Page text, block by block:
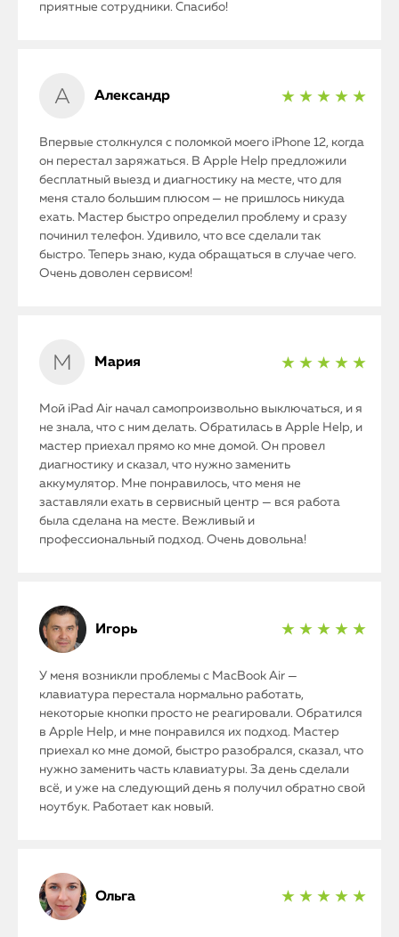
приятные сотрудники. Спасибо!
Александр ★ ★ ★ ★ ★
Впервые столкнулся с поломкой моего iPhone 12, когда
он перестал заряжаться. В Apple Help предложили
бесплатный выезд и диагностику на месте, что для
меня стало большим плюсом — не пришлось никуда
ехать. Мастер быстро определил проблему и сразу
починил телефон. Удивило, что все сделали так
быстро. Теперь знаю, куда обращаться в случае чего.
Очень доволен сервисом!
Мария ★ ★ ★ ★ ★
Мой iPad Air начал самопроизвольно выключаться, и я
не знала, что с ним делать. Обратилась в Apple Help, и
мастер приехал прямо ко мне домой. Он провел
диагностику и сказал, что нужно заменить
аккумулятор. Мне понравилось, что меня не
заставляли ехать в сервисный центр — вся работа
была сделана на месте. Вежливый и
профессиональный подход. Очень довольна!
Игорь ★ ★ ★ ★ ★
У меня возникли проблемы с MacBook Air —
клавиатура перестала нормально работать,
некоторые кнопки просто не реагировали. Обратился
в Apple Help, и мне понравился их подход. Мастер
приехал ко мне домой, быстро разобрался, сказал, что
нужно заменить часть клавиатуры. За день сделали
всё, и уже на следующий день я получил обратно свой
ноутбук. Работает как новый.
Ольга ★ ★ ★ ★ ★